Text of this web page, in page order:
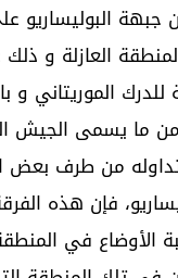
البوليساريو
العازلة و
للدرك الموريتاني و
ما يسمى الجيش
من طرف بعض
فإن هذه
الأوضاع في